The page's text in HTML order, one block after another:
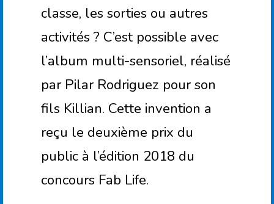
classe, les sorties ou autres
activités ? C’est possible avec
l’album multi-sensoriel, réalisé
par Pilar Rodriguez pour son
fils Killian. Cette invention a
reçu le deuxième prix du
public à l’édition 2018 du
concours Fab Life.